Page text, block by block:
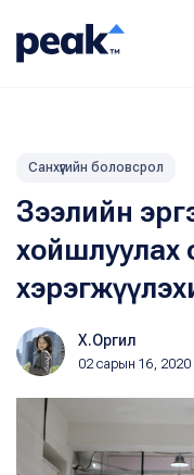
Санхүүгийн боловсрол
Зээлийн эргэн
хойшлуулах
Х.Оргил
02 сарын 16, 2020